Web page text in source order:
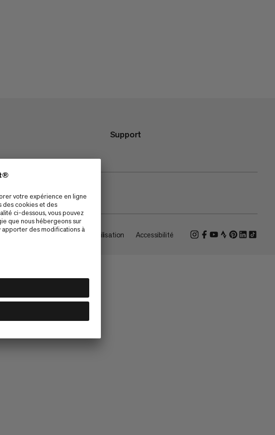
Support
des données Conditions d'utilisation Accessibilité